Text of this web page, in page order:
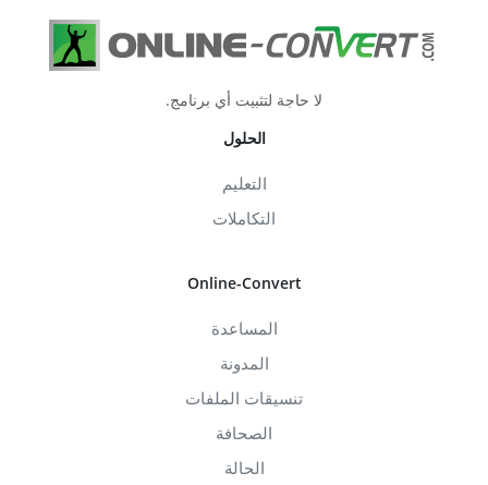
لا حاجة لتثبيت أي برنامج.
الحلول
التعليم
التكاملات
Online-Convert
المساعدة
المدونة
تنسيقات الملفات
الصحافة
الحالة